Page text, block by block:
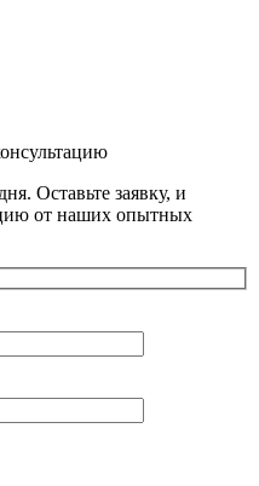
Оставьте заявку, и
от наших опытных